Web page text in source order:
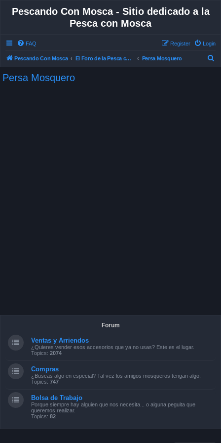
Pescando Con Mosca - Sitio dedicado a la
Pesca con Mosca
FAQ Login
Register
Pescando Con Mosca El Foro de la Pesca con Mosca en Chile Persa Mosquero
Persa Mosquero
Forum
Ventas y Arriendos
¿Quieres vender esos accesorios que ya no usas? Este es el lugar.
Topics: 2074
Compras
¿Buscas algo en especial? Tal vez los amigos mosqueros tengan algo.
Topics: 747
Bolsa de Trabajo
Porque siempre hay alguien que nos necesita... o alguna peguita que
queremos realizar.
Topics: 82